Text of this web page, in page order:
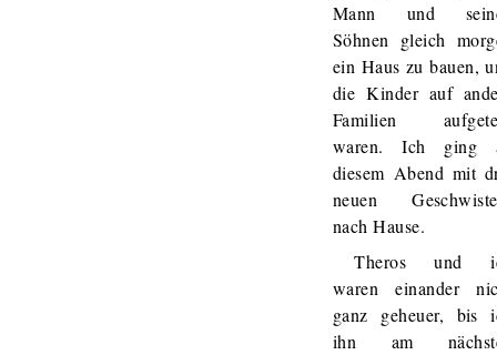
Mann und
Söhnen gleich
ein Haus zu bauen,
die Kinder auf
Familien
waren. Ich ging
diesem Abend mit
neuen
nach Hause.
Theros und
waren einander
ganz geheuer, bis
ihn am